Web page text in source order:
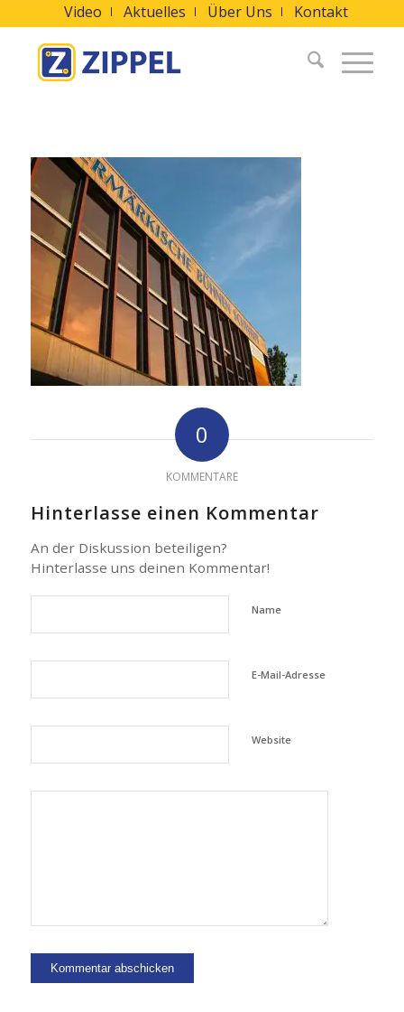
Video Aktuelles Über Uns Kontakt
0
KOMMENTARE
Hinterlasse einen Kommentar
An der Diskussion beteiligen?
Hinterlasse uns deinen Kommentar!
Name
E-Mail-Adresse
Website